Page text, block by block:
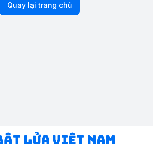
Quay lại trang chủ
Lửa Việt Nam